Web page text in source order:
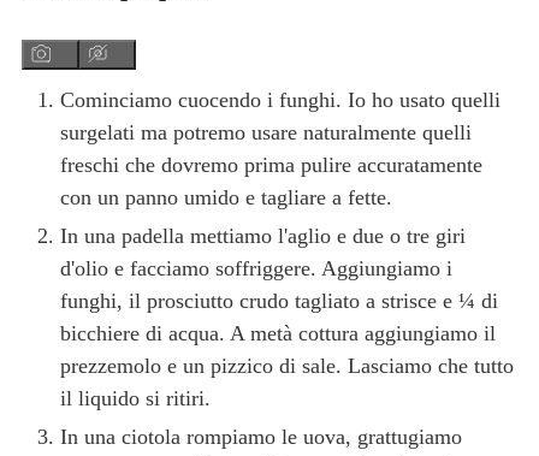
Cominciamo cuocendo i funghi. Io ho usato quelli
surgelati ma potremo usare naturalmente quelli
freschi che dovremo prima pulire accuratamente
con un panno umido e tagliare a fette.
In una padella mettiamo l'aglio e due o tre giri
d'olio e facciamo soffriggere. Aggiungiamo i
funghi, il prosciutto crudo tagliato a strisce e ¼ di
bicchiere di acqua. A metà cottura aggiungiamo il
prezzemolo e un pizzico di sale. Lasciamo che tutto
il liquido si ritiri.
In una ciotola rompiamo le uova, grattugiamo